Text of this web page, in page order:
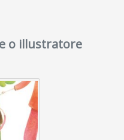
o illustratore